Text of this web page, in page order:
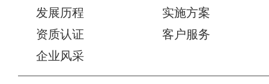
发展历程
资质认证
企业风采
实施方案
客户服务